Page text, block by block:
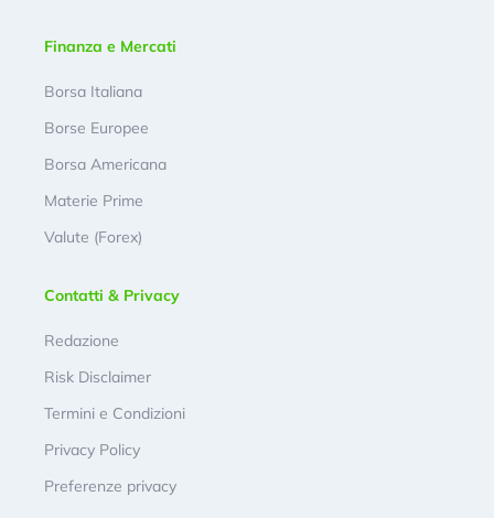
Finanza e Mercati
Borsa Italiana
Borse Europee
Borsa Americana
Materie Prime
Valute (Forex)
Contatti & Privacy
Redazione
Risk Disclaimer
Termini e Condizioni
Privacy Policy
Preferenze privacy